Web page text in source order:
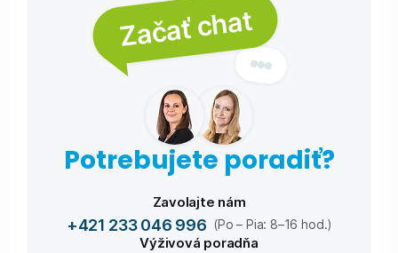
Začať chat
Potrebujete poradiť?
Zavolajte nám
+421 233 046 996 (Po – Pia: 8–16 hod.)
Výživová poradňa